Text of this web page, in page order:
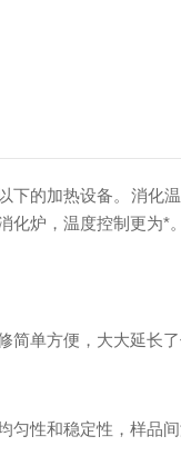
的加热设备。消化
炉，温度控制更为*
方便，大大延长了
和稳定性，样品